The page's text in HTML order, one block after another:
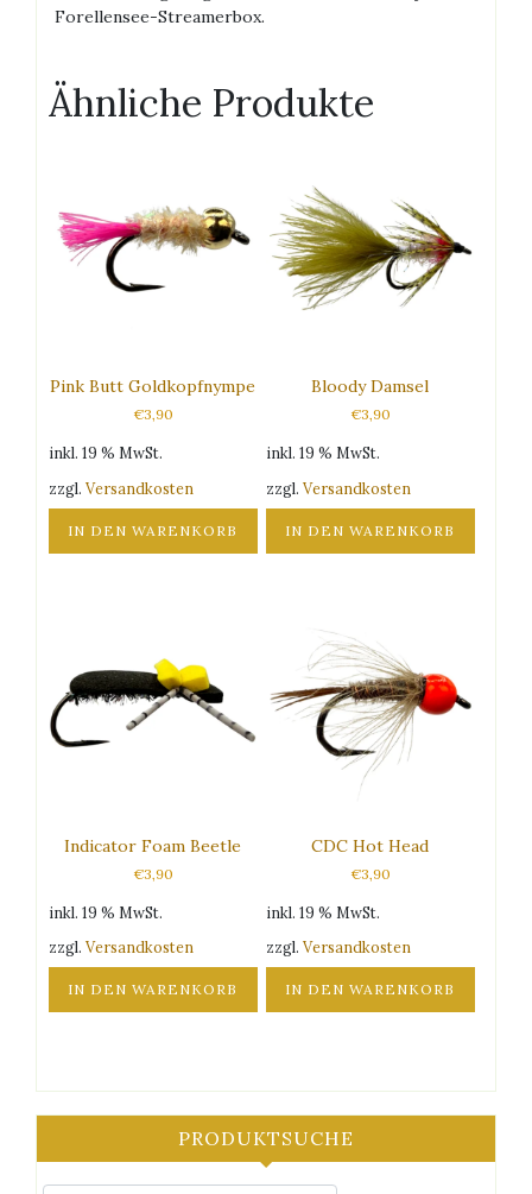
Forellensee-Streamerbox.
Ähnliche Produkte
Pink Butt Goldkopfnympe
€3,90
inkl. 19 % MwSt.
zzgl. Versandkosten
IN DEN WARENKORB
Bloody Damsel
€3,90
inkl. 19 % MwSt.
zzgl.Versandkosten
IN DEN WARENKORB
Indicator Foam Beetle
€3,90
inkl. 19 % MwSt.
zzgl. Versandkosten
IN DEN WARENKORB
CDC Hot Head
€3,90
inkl. 19 % MwSt.
zzgl.Versandkosten
IN DEN WARENKORB
PRODUKTSUCHE